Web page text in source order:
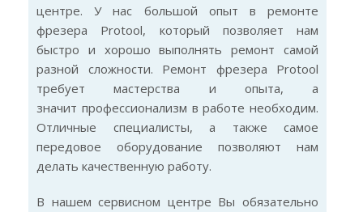
центре. У нас большой опыт в ремонте
фрезера Protool, который позволяет нам
быстро и хорошо выполнять ремонт самой
разной сложности. Ремонт фрезера Protool
требует мастерства и опыта, а
значит профессионализм в работе необходим.
Отличные специалисты, а также самое
передовое оборудование позволяют нам
делать качественную работу.
В нашем сервисном центре Вы обязательно